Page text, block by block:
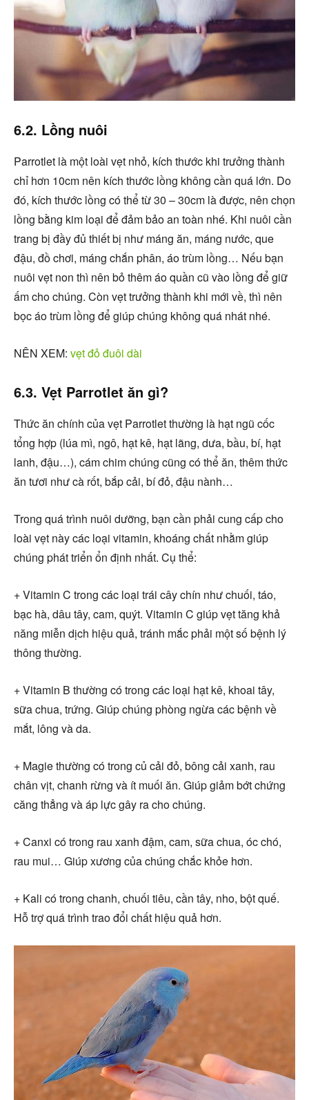
6.2. Lồng nuôi
Parrotlet là một loài vẹt nhỏ, kích thước khi trưởng thành
chỉ hơn 10cm nên kích thước lồng không cần quá lớn. Do
đó, kích thước lồng có thể từ 30 – 30cm là được, nên chọn
lồng bằng kim loại để đảm bảo an toàn nhé. Khi nuôi cần
trang bị đầy đủ thiết bị như máng ăn, máng nước, que
đậu, đồ chơi, máng chắn phân, áo trùm lồng… Nếu bạn
nuôi vẹt non thì nên bỏ thêm áo quần cũ vào lồng để giữ
ấm cho chúng. Còn vẹt trưởng thành khi mới về, thì nên
bọc áo trùm lồng để giúp chúng không quá nhát nhé.
NÊN XEM: vẹt đỏ đuôi dài
6.3. Vẹt Parrotlet ăn gì?
Thức ăn chính của vẹt Parrotlet thường là hạt ngũ cốc
tổng hợp (lúa mì, ngô, hạt kê, hạt lãng, dưa, bầu, bí, hạt
lanh, đậu…), cám chim chúng cũng có thể ăn, thêm thức
ăn tươi như cà rốt, bắp cải, bí đỏ, đậu nành…
Trong quá trình nuôi dưỡng, bạn cần phải cung cấp cho
loài vẹt này các loại vitamin, khoáng chất nhằm giúp
chúng phát triển ổn định nhất. Cụ thể:
+ Vitamin C trong các loại trái cây chín như chuối, táo,
bạc hà, dâu tây, cam, quýt. Vitamin C giúp vẹt tăng khả
năng miễn dịch hiệu quả, tránh mắc phải một số bệnh lý
thông thường.
+ Vitamin B thường có trong các loại hạt kê, khoai tây,
sữa chua, trứng. Giúp chúng phòng ngừa các bệnh về
mắt, lông và da.
+ Magie thường có trong củ cải đỏ, bông cải xanh, rau
chân vịt, chanh rừng và ít muối ăn. Giúp giảm bớt chứng
căng thẳng và áp lực gây ra cho chúng.
+ Canxi có trong rau xanh đậm, cam, sữa chua, óc chó,
rau mui… Giúp xương của chúng chắc khỏe hơn.
+ Kali có trong chanh, chuối tiêu, cần tây, nho, bột quế.
Hỗ trợ quá trình trao đổi chất hiệu quả hơn.